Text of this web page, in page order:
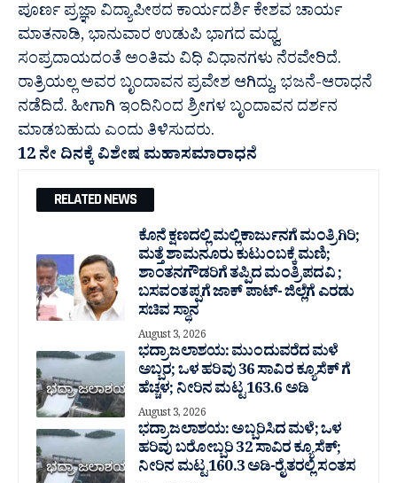
ಪೂರ್ಣ ಪ್ರಜ್ಞಾ ವಿದ್ಯಾಪೀಠದ ಕಾರ್ಯದರ್ಶಿ ಕೇಶವ ಚಾರ್ಯ
ಮಾತನಾಡಿ, ಭಾನುವಾರ ಉಡುಪಿ ಭಾಗದ ಮಧ್ವ
ಸಂಪ್ರದಾಯದಂತೆ ಅಂತಿಮ ವಿಧಿ ವಿಧಾನಗಳು ನೆರವೇರಿದೆ.
ರಾತ್ರಿಯಲ್ಲ ಅವರ ಬೃಂದಾವನ ಪ್ರವೇಶ ಆಗಿದ್ದು, ಭಜನೆ-ಆರಾಧನೆ
ನಡೆದಿದೆ. ಹೀಗಾಗಿ ಇಂದಿನಿಂದ ಶ್ರೀಗಳ ಬೃಂದಾವನ ದರ್ಶನ
ಮಾಡಬಹುದು ಎಂದು ತಿಳಿಸುದರು.
12 ನೇ ದಿನಕ್ಕೆ ವಿಶೇಷ ಮಹಾಸಮಾರಾಧನೆ
RELATED NEWS
ಕೊನೆ ಕ್ಷಣದಲ್ಲಿ ಮಲ್ಲಿಕಾರ್ಜುನಗೆ ಮಂತ್ರಿಗಿರಿ;
ಮತ್ತೆ ಶಾಮನೂರು ಕುಟುಂಬಕ್ಕೆ ಮಣಿ;
ಶಾಂತನಗೌಡರಿಗೆ ತಪ್ಪಿದ ಮಂತ್ರಿ ಪದವಿ ;
ಬಸವಂತಪ್ಪಗೆ ಜಾಕ್ ಪಾಟ್- ಜಿಲ್ಲೆಗೆ ಎರಡು
ಸಚಿವ ಸ್ಥಾನ
August 3, 2026
ಭದ್ರಾ ಜಲಾಶಯ: ಮುಂದುವರೆದ ಮಳೆ
ಅಬ್ಬರ; ಒಳ ಹರಿವು 36 ಸಾವಿರ‌ ಕ್ಯೂಸೆಕ್ ಗೆ
ಹೆಚ್ಚಳ; ನೀರಿನ ಮಟ್ಟ 163.6 ಅಡಿ
August 3, 2026
ಭದ್ರಾ ಜಲಾಶಯ: ಅಬ್ಬರಿಸಿದ ಮಳೆ; ಒಳ
ಹರಿವು ಬರೋಬ್ಬರಿ 32 ಸಾವಿರ‌ ಕ್ಯೂಸೆಕ್;
ನೀರಿನ ಮಟ್ಟ 160.3 ಅಡಿ-ರೈತರಲ್ಲಿ ಸಂತಸ